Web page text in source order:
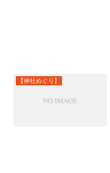
【神社めぐり】